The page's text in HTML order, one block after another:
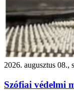
2026. augusztus 08.,
Szófiai védelmi